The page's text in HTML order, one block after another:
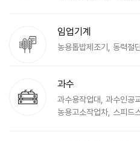
임업기계
농용톱밥제조기, 동력절
과수
과수용작업대, 과수인공
농용고소작업차, 스피드